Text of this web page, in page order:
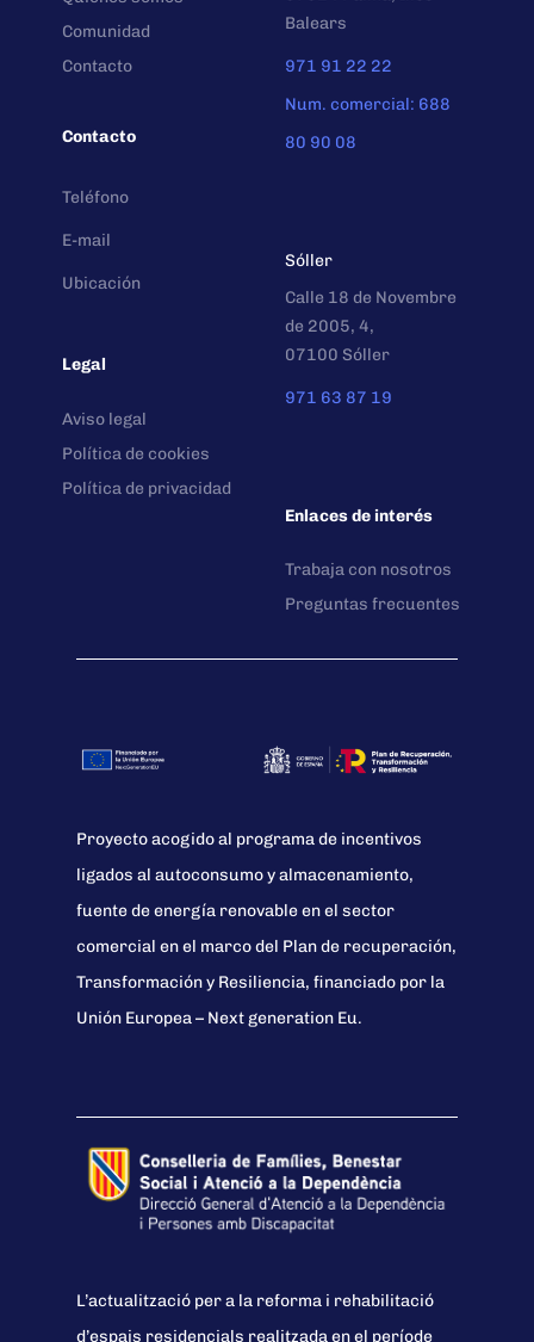
Comunidad
Contacto
Contacto
Teléfono
E-mail
Ubicación
Legal
Aviso legal
Política de cookies
Política de privacidad
Balears
971 91 22 22
Num. comercial: 688
80 90 08
Sóller
Calle 18 de Novembre
de 2005, 4,
07100 Sóller
971 63 87 19
Enlaces de interés
Trabaja con nosotros
Preguntas frecuentes
Proyecto acogido al programa de incentivos
ligados al autoconsumo y almacenamiento,
fuente de energía renovable en el sector
comercial en el marco del Plan de recuperación,
Transformación y Resiliencia, financiado por la
Unión Europea – Next generation Eu.
L’actualització per a la reforma i rehabilitació
d’espais residencials realitzada en el període